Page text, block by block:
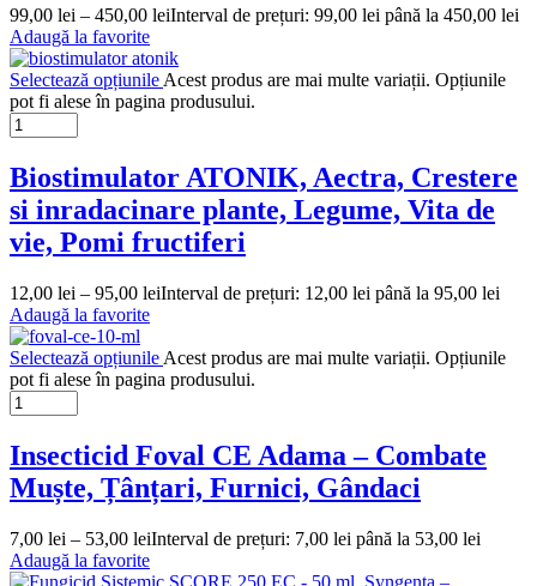
99,00 lei – 450,00 leiInterval de prețuri: 99,00 lei până la 450,00 lei
Adaugă la favorite
Selectează opțiunile Acest produs are mai multe variații. Opțiunile
pot fi alese în pagina produsului.
Biostimulator ATONIK, Aectra, Crestere
si inradacinare plante, Legume, Vita de
vie, Pomi fructiferi
12,00 lei – 95,00 leiInterval de prețuri: 12,00 lei până la 95,00 lei
Adaugă la favorite
Selectează opțiunile Acest produs are mai multe variații. Opțiunile
pot fi alese în pagina produsului.
Insecticid Foval CE Adama – Combate
Muște, Țânțari, Furnici, Gândaci
7,00 lei – 53,00 leiInterval de prețuri: 7,00 lei până la 53,00 lei
Adaugă la favorite